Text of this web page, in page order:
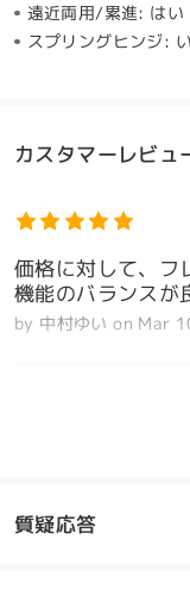
遠近両用/累進: はい
スプリングヒンジ:
カスタマーレビ
価格に対して、フ
機能のバランスが
by 中村ゆい on Mar
りのフレームにな
フルタイムでの着
質疑応答